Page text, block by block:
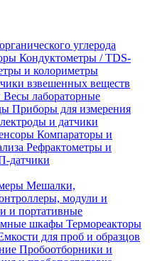
углерода
Кондуктометры / TDS-
и колориметры
взвешенных веществ
Весы лабораторные
Приборы для измерения
и датчики
Компараторы и
Рефрактометры и
датчики
Мешалки,
модули и
и портативные
шкафы Термореакторы
для проб и образцов
Пробоотборники и